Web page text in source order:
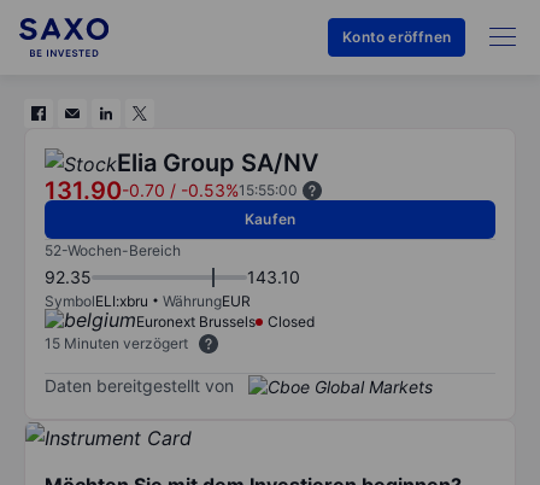
Konto eröffnen
Elia Group SA/NV
131.90-0.70 / -0.53%15:55:00
Kaufen
52-Wochen-Bereich
92.35 143.10
SymbolELI:xbru WährungEUR
Euronext Brussels
Closed
15 Minuten verzögert
Daten bereitgestellt von